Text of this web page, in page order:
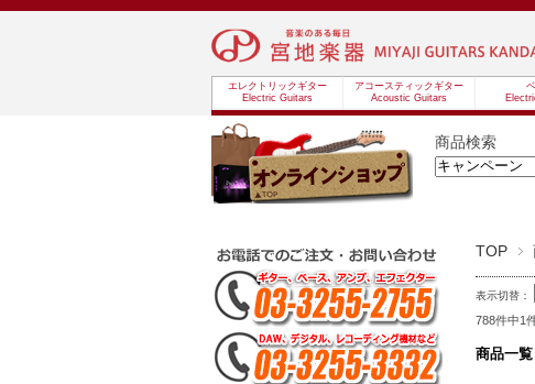
エレクトリックギター
Electric Guitars
アコースティックギター
Acoustic Guitars
商品検索
TOP
表示切替：
788件中1
商品一覧